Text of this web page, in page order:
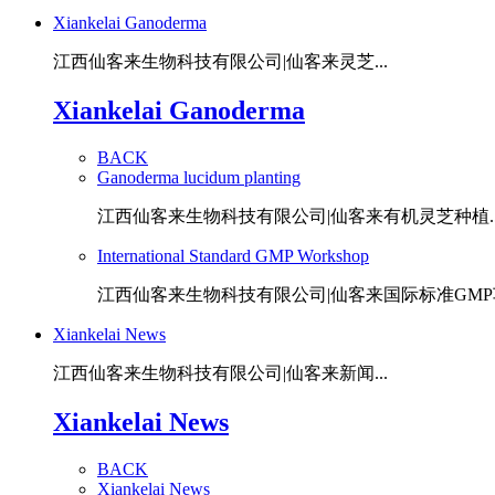
Xiankelai Ganoderma
江西仙客来生物科技有限公司|仙客来灵芝...
Xiankelai Ganoderma
BACK
Ganoderma lucidum planting
江西仙客来生物科技有限公司|仙客来有机灵芝种植
International Standard GMP Workshop
江西仙客来生物科技有限公司|仙客来国际标准GMP
Xiankelai News
江西仙客来生物科技有限公司|仙客来新闻...
Xiankelai News
BACK
Xiankelai News